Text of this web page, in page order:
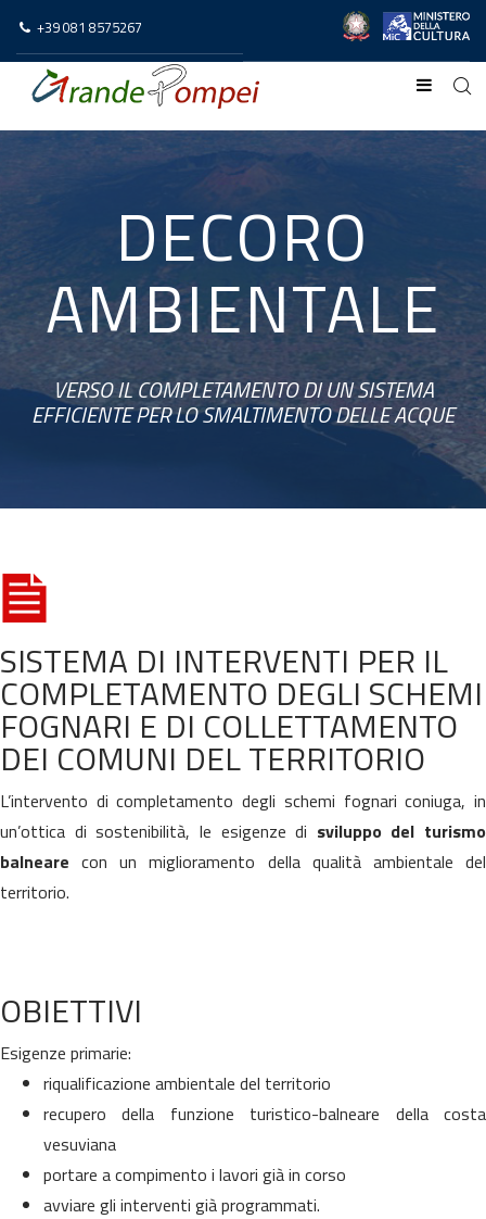
+39 081 8575267
DECORO
AMBIENTALE
VERSO IL COMPLETAMENTO DI UN SISTEMA
EFFICIENTE PER LO SMALTIMENTO DELLE ACQUE
SISTEMA DI INTERVENTI PER IL
COMPLETAMENTO DEGLI SCHEMI
FOGNARI E DI COLLETTAMENTO
DEI COMUNI DEL TERRITORIO
L’intervento di completamento degli schemi fognari coniuga, in
un’ottica di sostenibilità, le esigenze di sviluppo del turismo
balneare con un miglioramento della qualità ambientale del
territorio.
OBIETTIVI
Esigenze primarie:
riqualificazione ambientale del territorio
recupero della funzione turistico-balneare della costa
vesuviana
portare a compimento i lavori già in corso
avviare gli interventi già programmati.